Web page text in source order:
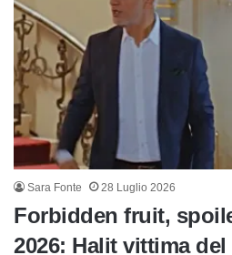
Sara Fonte 28 Luglio 2026
Forbidden fruit,
2026: Halit vittima